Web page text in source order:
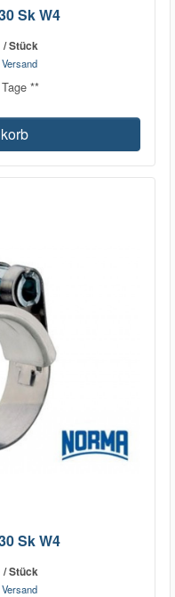
Sk W4
/ Stück
Versand
**
Sk W4
/ Stück
Versand